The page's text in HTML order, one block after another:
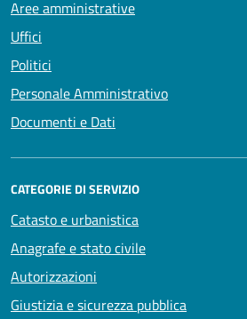
Aree amministrative
Uffici
Politici
Personale Amministrativo
Documenti e Dati
CATEGORIE DI SERVIZIO
Catasto e urbanistica
Anagrafe e stato civile
Autorizzazioni
Giustizia e sicurezza pubblica